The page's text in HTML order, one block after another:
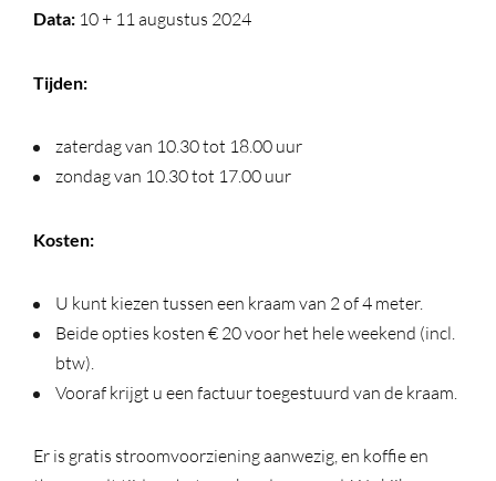
Data: 10 + 11 augustus 2024
Tijden:
zaterdag van 10.30 tot 18.00 uur
zondag van 10.30 tot 17.00 uur
Kosten:
U kunt kiezen tussen een kraam van 2 of 4 meter.
Beide opties kosten € 20 voor het hele weekend (incl.
btw).
Vooraf krijgt u een factuur toegestuurd van de kraam.
Er is gratis stroomvoorziening aanwezig, en koffie en